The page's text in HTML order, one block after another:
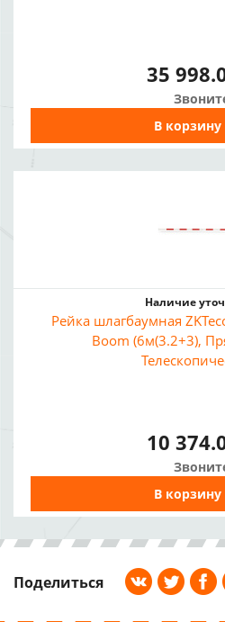
35
В корзину
Наличие
Рейка шлагбаумная
Boom (6м(3.2+3),
10
В корзину
Поделиться